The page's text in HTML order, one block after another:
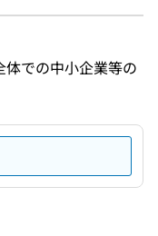
での中小企業等の